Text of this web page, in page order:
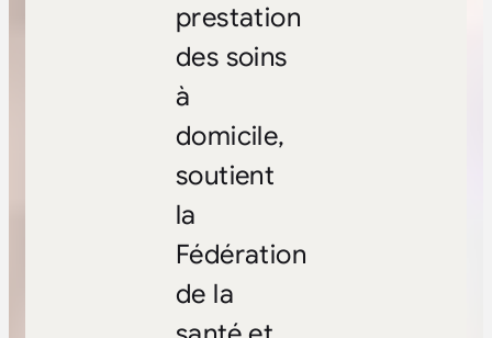
prestation
des soins
à
domicile,
soutient
la
Fédération
de la